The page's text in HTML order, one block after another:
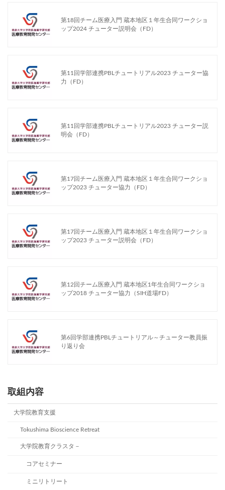
第18回チーム医療入門 蔵本地区１年生合同ワークショ
ップ2024 チューター説明会（FD）
第11回学部連携PBLチュートリアル2023 チューター協
力（FD）
第11回学部連携PBLチュートリアル2023 チューター説
明会（FD）
第17回チーム医療入門 蔵本地区１年生合同ワークショ
ップ2023 チューター協力（FD）
第17回チーム医療入門 蔵本地区１年生合同ワークショ
ップ2023 チューター説明会（FD）
第12回チーム医療入門 蔵本地区1年生合同ワークショ
ップ2018 チューター協力（SIH道場FD）
第6回学部連携PBLチュートリアル～チューター教員振
り返り会
取組内容
大学院教育支援
Tokushima Bioscience Retreat
大学院教育クラスタ－
コアセミナー
ミニリトリート